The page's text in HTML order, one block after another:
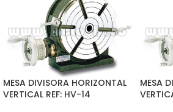
MESA DIVISORA HORIZONTAL
VERTICAL REF: HV-14
MESA